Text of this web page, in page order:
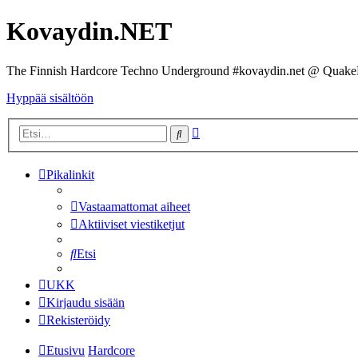
Kovaydin.NET
The Finnish Hardcore Techno Underground #kovaydin.net @
Hyppää sisältöön
Etsi
Pikalinkit
Vastaamattomat aiheet
Aktiiviset viestiketjut
Etsi
UKK
Kirjaudu sisään
Rekisteröidy
Etusivu Hardcore